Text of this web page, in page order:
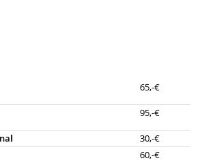
65,-€
95,-€
30,-€
60,-€